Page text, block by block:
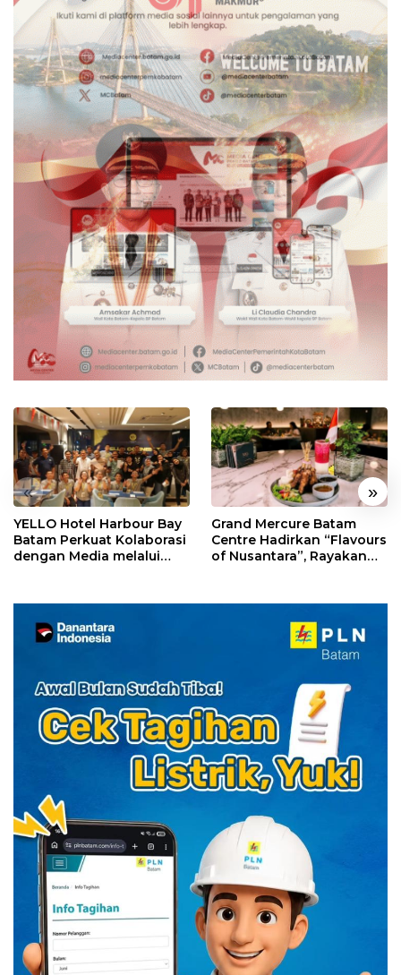
« »
YELLO Hotel Harbour Bay
Batam Perkuat Kolaborasi
dengan Media melalui
Grand Mercure Batam
Centre Hadirkan “Flavours
of Nusantara”, Rayakan